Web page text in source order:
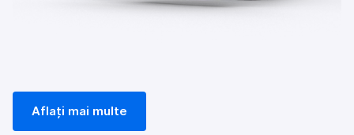
Aflați mai multe